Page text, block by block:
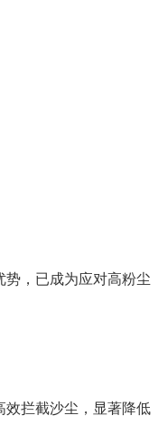
，已成为应对高粉尘
效拦截沙尘，显著降低